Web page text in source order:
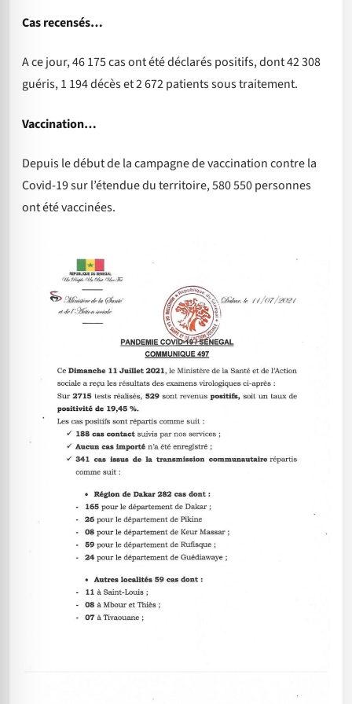
Cas recensés…
A ce jour, 46 175 cas ont été déclarés positifs, dont 42 308
guéris, 1 194 décès et 2 672 patients sous traitement.
Vaccination…
Depuis le début de la campagne de vaccination contre la
Covid-19 sur l’étendue du territoire, 580 550 personnes
ont été vaccinées.